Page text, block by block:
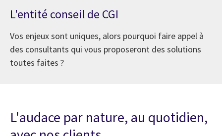
L'entité conseil de CGI
Vos enjeux sont uniques, alors pourquoi faire appel à
des consultants qui vous proposeront des solutions
toutes faites ?
L'audace par nature, au quotidien,